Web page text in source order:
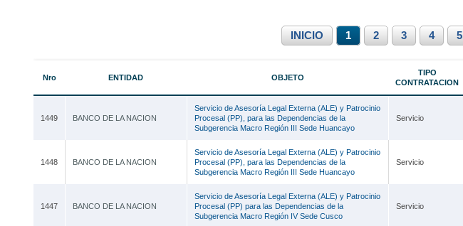
Cajamarca
Huancavelica
Junín
La Libertad
INICIO 1 2 3 4 5
Nro ENTIDAD OBJETO
TIPO
CONTRATACION
1449 BANCO DE LA NACION
Servicio de Asesoría Legal Externa (ALE) y Patrocinio
Procesal (PP), para las Dependencias de la
Subgerencia Macro Región III Sede Huancayo
Servicio
1448 BANCO DE LA NACION
Servicio de Asesoría Legal Externa (ALE) y Patrocinio
Procesal (PP), para las Dependencias de la
Subgerencia Macro Región III Sede Huancayo
Servicio
1447 BANCO DE LA NACION
Servicio de Asesoría Legal Externa (ALE) y Patrocinio
Procesal (PP) para las Dependencias de la
Subgerencia Macro Región IV Sede Cusco
Servicio